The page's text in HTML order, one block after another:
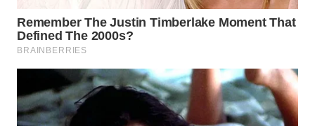
WAHANANEWS
ID
WAHANANEWS
CO ID